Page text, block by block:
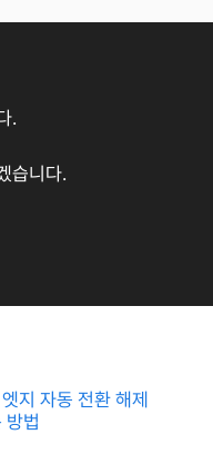
.
습니다.
지 자동 전환 해제
방법